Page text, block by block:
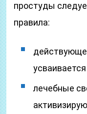
простуды
правила:
лечебные